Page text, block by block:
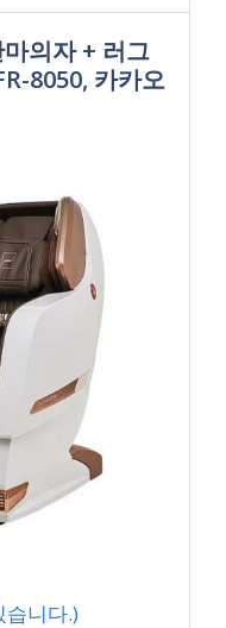
의자 + 러그
8050, 카카오
습니다.)